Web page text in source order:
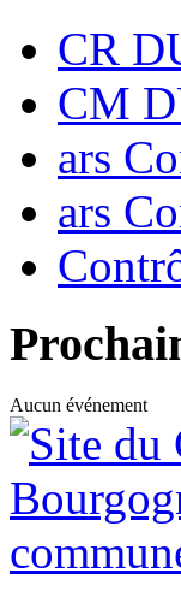
CR
CM
ars
ars
Aucun événement